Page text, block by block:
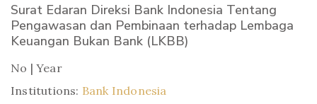
Surat Edaran Direksi Bank Indonesia Tentang
Pengawasan dan Pembinaan terhadap Lembaga
Keuangan Bukan Bank (LKBB)
No | Year
Institutions: Bank Indonesia